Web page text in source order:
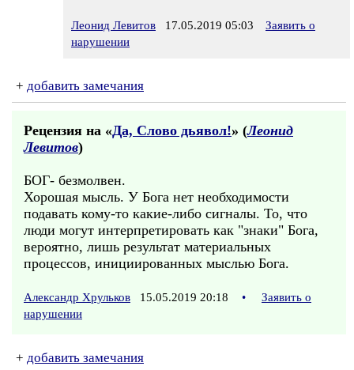
Леонид Левитов 17.05.2019 05:03
Заявить о
нарушении
+ добавить замечания
Рецензия на «Да, Cлово дьявол!» (Леонид
Левитов)
БОГ- безмолвен.
Хорошая мысль. У Бога нет необходимости
подавать кому-то какие-либо сигналы. То, что
люди могут интерпретировать как "знаки" Бога,
вероятно, лишь результат материальных
процессов, инициированных мыслью Бога.
Александр Хрульков 15.05.2019 20:18 •
Заявить о
нарушении
+ добавить замечания